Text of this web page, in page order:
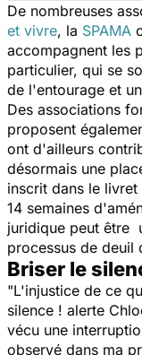
De nombreuses
et vivre, la SPAMA
accompagnent les
particulier, qui se
de l'entourage et
Des associations
proposent
ont d'ailleurs
désormais une
inscrit dans le
14 semaines
juridique peut être
processus de deuil
Briser le
"L'injustice de ce
silence ! alerte
vécu une
observé dans ma